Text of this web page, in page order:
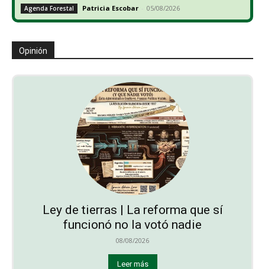
Agenda Forestal Patricia Escobar - 05/08/2026
Opinión
Ley de tierras | La reforma que sí
funcionó no la votó nadie
08/08/2026
Leer más